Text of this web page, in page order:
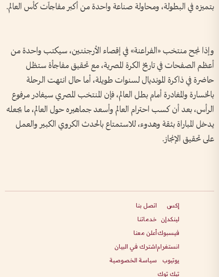
بتميزه في البطولة، ومحاولة صناعة واحدة من أكبر مفاجآت كأس العالم.
وإذا نجح منتخب «الفراعنة» في إقصاء الأرجنتين، سيكتب واحدة من
أعظم الصفحات في تاريخ الكرة المصرية، مع تحقيق مفاجأة ستظل
حاضرة في ذاكرة المونديال لسنوات طويلة، أما حال انتهت الرحلة
بالخسارة والمغادرة أمام بطل العالم، فإن المنتخب المصري سيغادر مرفوع
الرأس، بعد أن كسب احترام العالم وأسعد جماهيره حول العالم، ما يجعله
يدخل المباراة بثقة وهدوء، للاستمتاع بالحدث الكروي الكبير والعمل
على تحقيق الإنجاز.
إكس
لينكدإن
فيسبوك
انستغرام
يوتيوب
تيك توك
اتصل بنا
خدماتنا
أعلن معنا
اشترك في البيان
سياسة الخصوصية